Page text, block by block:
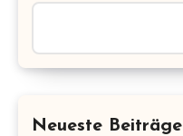
Neueste Beiträge